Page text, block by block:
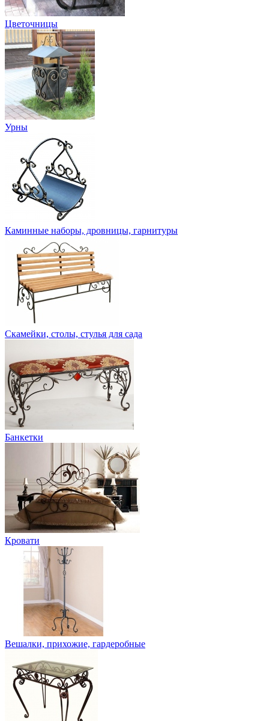
Цветочницы
Урны
Каминные наборы, дровницы, гарнитуры
Скамейки, столы, стулья для сада
Банкетки
Кровати
Вешалки, прихожие, гардеробные